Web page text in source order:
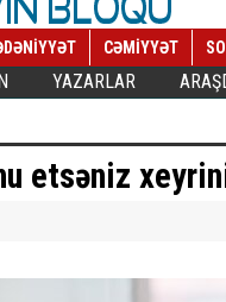
CƏMİYYƏT
YAZARLAR
etsəniz